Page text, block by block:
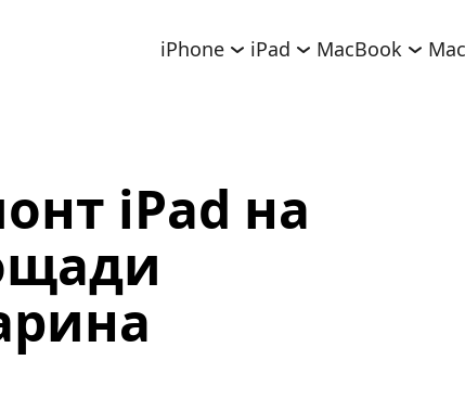
iPhone iPad MacBook Mac
iPad на